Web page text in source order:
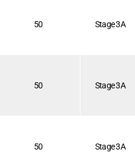
50 Stage 3A
50 Stage 3A
50 Stage 3A